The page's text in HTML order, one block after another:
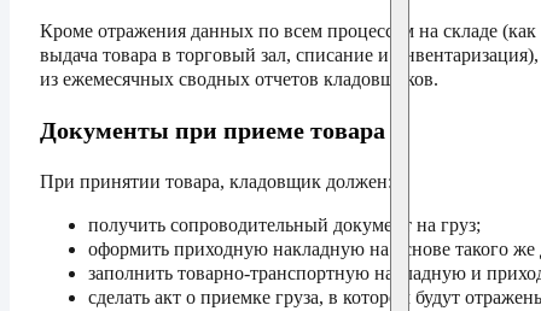
Кроме отражения данных по всем процессам на складе
выдача товара в торговый зал, списание и
из ежемесячных сводных отчетов кладовщиков.
Документы при приеме товара
При принятии товара, кладовщик должен:
получить сопроводительный документ на груз;
оформить приходную накладную на основе такого же
заполнить товарно-транспортную накладную и
сделать акт о приемке груза, в котором будут